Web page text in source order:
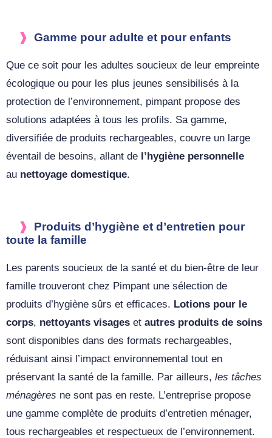
Gamme pour adulte et pour enfants
Que ce soit pour les adultes soucieux de leur empreinte
écologique ou pour les plus jeunes sensibilisés à la
protection de l’environnement, pimpant propose des
solutions adaptées à tous les profils. Sa gamme,
diversifiée de produits rechargeables, couvre un large
éventail de besoins, allant de l’hygiène personnelle
au nettoyage domestique.
Produits d’hygiène et d’entretien pour
toute la famille
Les parents soucieux de la santé et du bien-être de leur
famille trouveront chez Pimpant une sélection de
produits d’hygiène sûrs et efficaces. Lotions pour le
corps, nettoyants visages et autres produits de soins
sont disponibles dans des formats rechargeables,
réduisant ainsi l’impact environnemental tout en
préservant la santé de la famille. Par ailleurs, les tâches
ménagères ne sont pas en reste. L’entreprise propose
une gamme complète de produits d’entretien ménager,
tous rechargeables et respectueux de l’environnement.